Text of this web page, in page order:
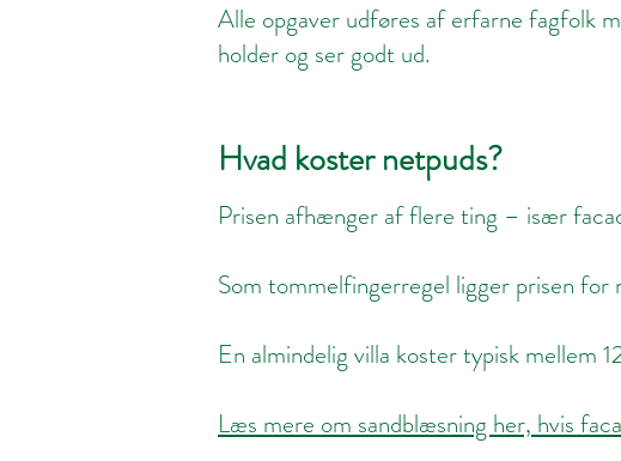
Alle opgaver udføres af erfarne fagfolk
holder og ser godt ud.
Hvad koster netpuds?
Prisen afhænger af flere ting – især
Som tommelfingerregel ligger prisen
En almindelig villa koster typisk
Læs mere om sandblæsning her, hvis